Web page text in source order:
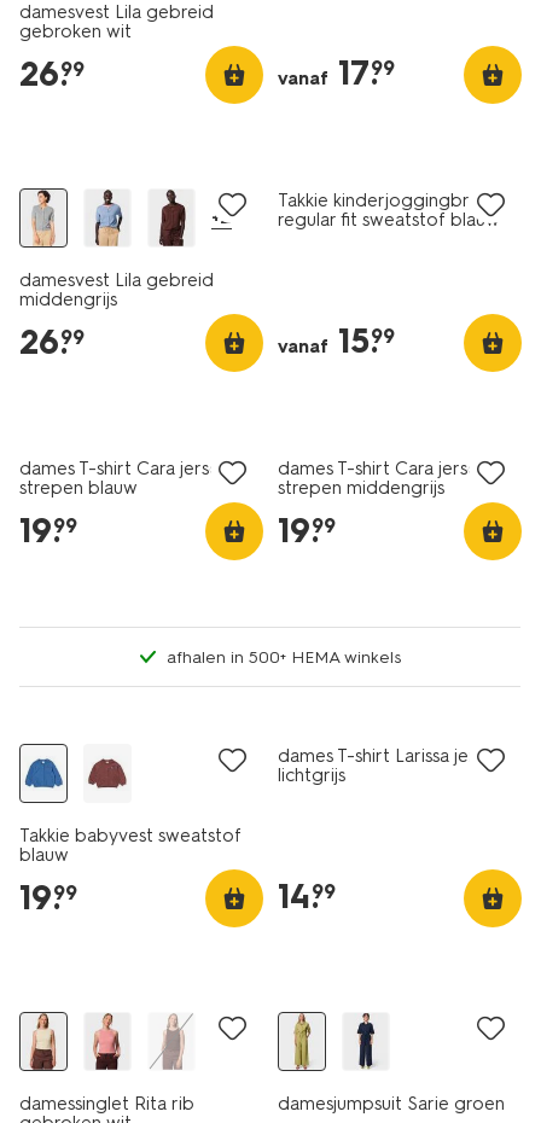
damesvest Lila gebreid
gebroken wit
26.
99 vanaf 17.
99
+2
damesvest Lila gebreid
middengrijs
26.
99
Takkie kinderjoggingbroek
regular fit sweatstof blauw
vanaf 15.
99
dames T-shirt Cara jersey
strepen blauw
19.
99
dames T-shirt Cara jersey
strepen middengrijs
19.
99
afhalen in 500+ HEMA winkels
Takkie babyvest sweatstof
blauw
19.
99
dames T-shirt Larissa jersey
lichtgrijs
14.
99
damessinglet Rita rib
damesjumpsuit Sarie groen